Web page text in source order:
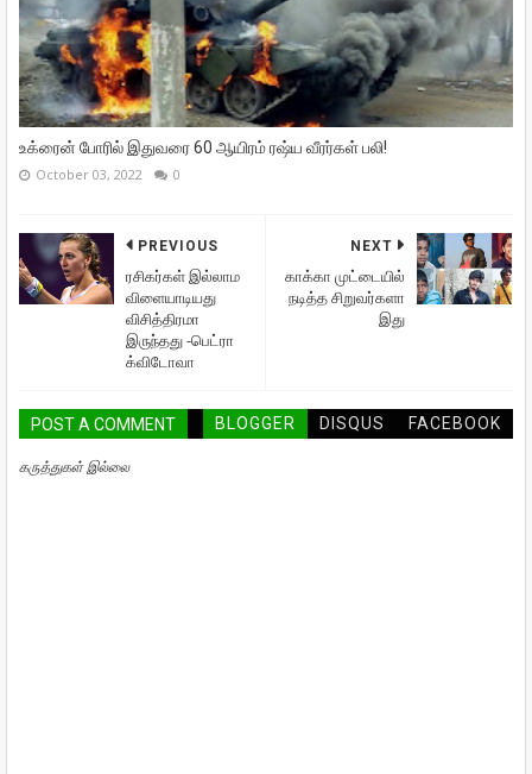
உக்ரைன் போரில் இதுவரை 60 ஆயிரம் ரஷ்ய வீரர்கள் பலி!
October 03, 2022 0
NEXT
காக்கா முட்டையில்
நடித்த சிறுவர்களா
இது
PREVIOUS
ரசிகர்கள் இல்லாம
விளையாடியது
விசித்திரமா
இருந்தது -பெட்ரா
க்விடோவா
POST A COMMENT BLOGGER DISQUS FACEBOOK
கருத்துகள் இல்லை